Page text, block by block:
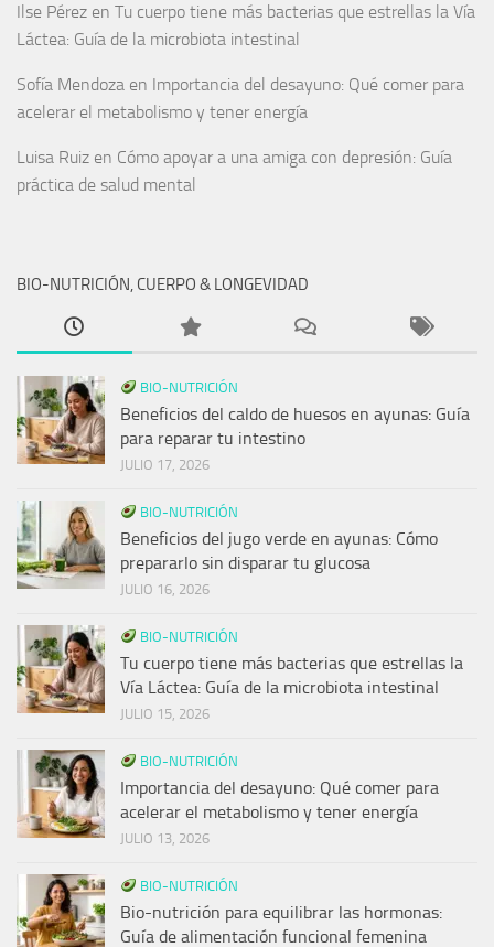
Ilse Pérez en Tu cuerpo tiene más bacterias que estrellas la Vía
Láctea: Guía de la microbiota intestinal
Sofía Mendoza en Importancia del desayuno: Qué comer para
acelerar el metabolismo y tener energía
Luisa Ruiz en Cómo apoyar a una amiga con depresión: Guía
práctica de salud mental
BIO-NUTRICIÓN, CUERPO & LONGEVIDAD
BIO-NUTRICIÓN
Beneficios del caldo de huesos en ayunas: Guía
para reparar tu intestino
JULIO 17, 2026
BIO-NUTRICIÓN
Beneficios del jugo verde en ayunas: Cómo
prepararlo sin disparar tu glucosa
JULIO 16, 2026
BIO-NUTRICIÓN
Tu cuerpo tiene más bacterias que estrellas la
Vía Láctea: Guía de la microbiota intestinal
JULIO 15, 2026
BIO-NUTRICIÓN
Importancia del desayuno: Qué comer para
acelerar el metabolismo y tener energía
JULIO 13, 2026
BIO-NUTRICIÓN
Bio-nutrición para equilibrar las hormonas:
Guía de alimentación funcional femenina